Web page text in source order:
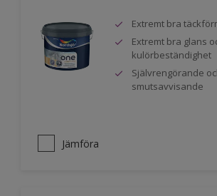
Extremt bra
Extremt bra glans
kulörbeständighet
Självrengörande
smutsavvisande
Jämföra